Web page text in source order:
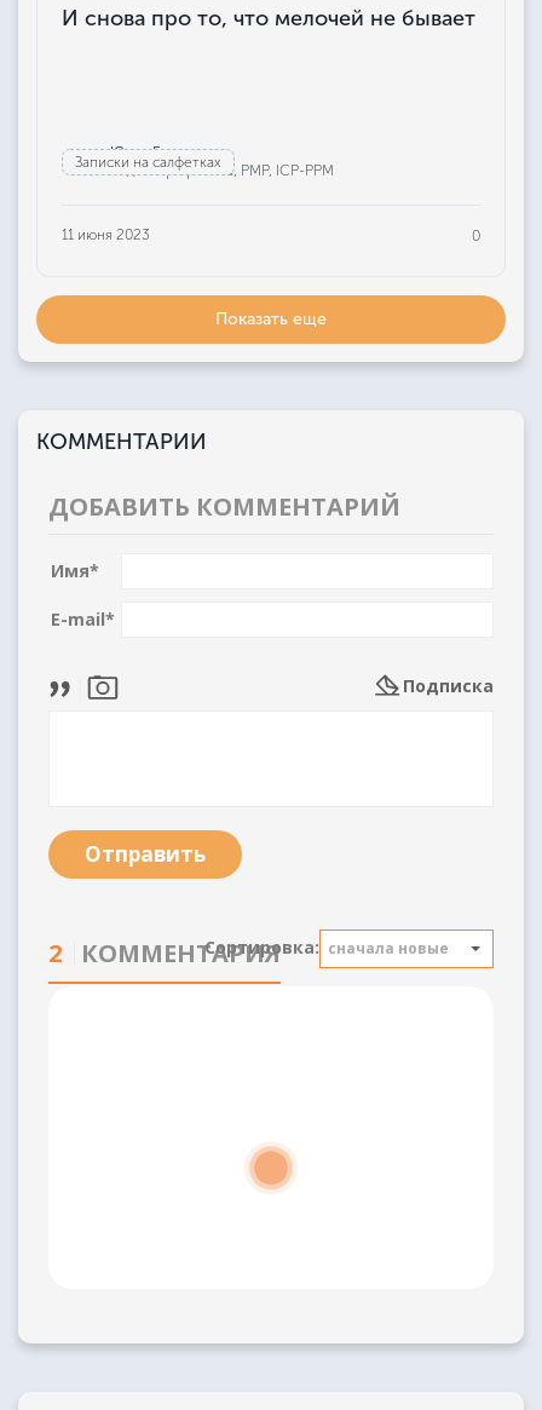
Записки на салфетках
И снова про то, что мелочей не бывает
Юлия Бажанова
Редактор проекта, РМР, ICP-PPM
11 июня 2023 0
Показать еще
КОММЕНТАРИИ
ДОБАВИТЬ КОММЕНТАРИЙ
Имя*
E-mail*
Подписка
Отправить
2 КОММЕНТАРИЯ
Сортировка: сначала новые